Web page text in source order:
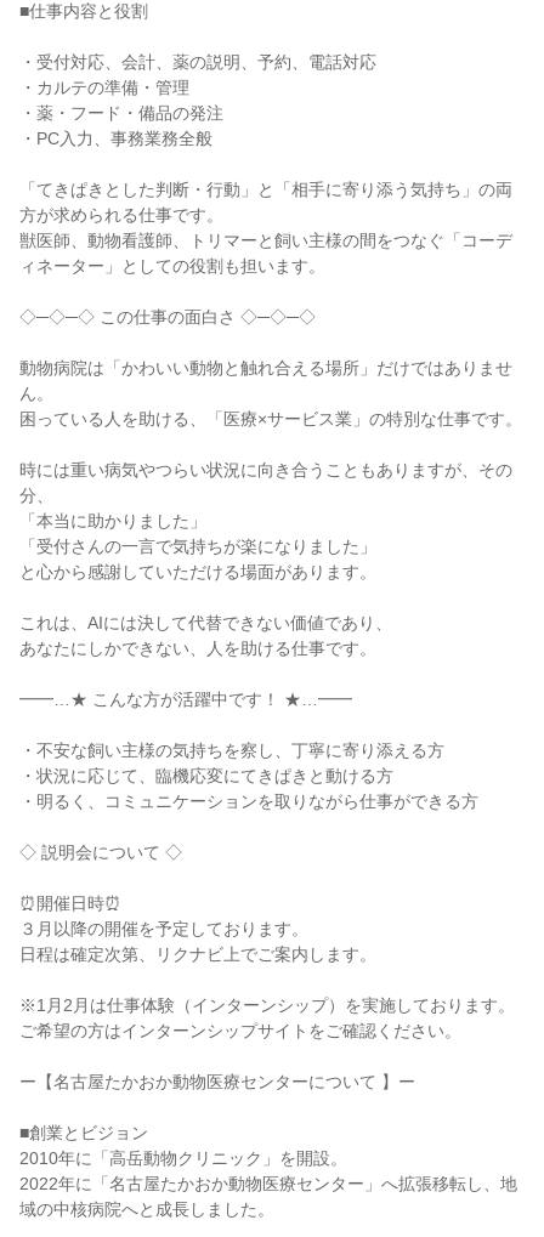
■仕事内容と役割
・受付対応、会計、薬の説明、予約、電話対応
・カルテの準備・管理
・薬・フード・備品の発注
・PC入力、事務業務全般
「てきぱきとした判断・行動」と「相手に寄り添う気持ち」の両
方が求められる仕事です。
獣医師、動物看護師、トリマーと飼い主様の間をつなぐ「コーデ
ィネーター」としての役割も担います。
◇─◇─◇ この仕事の面白さ ◇─◇─◇
動物病院は「かわいい動物と触れ合える場所」だけではありませ
ん。
困っている人を助ける、「医療×サービス業」の特別な仕事です。
時には重い病気やつらい状況に向き合うこともありますが、その
分、
「本当に助かりました」
「受付さんの一言で気持ちが楽になりました」
と心から感謝していただける場面があります。
これは、AIには決して代替できない価値であり、
あなたにしかできない、人を助ける仕事です。
━━…★ こんな方が活躍中です！ ★…━━
・不安な飼い主様の気持ちを察し、丁寧に寄り添える方
・状況に応じて、臨機応変にてきぱきと動ける方
・明るく、コミュニケーションを取りながら仕事ができる方
◇ 説明会について ◇
⏰開催日時⏰
３月以降の開催を予定しております。
日程は確定次第、リクナビ上でご案内します。
※1月2月は仕事体験（インターンシップ）を実施しております。
ご希望の方はインターンシップサイトをご確認ください。
ー【名古屋たかおか動物医療センターについて 】ー
■創業とビジョン
2010年に「高岳動物クリニック」を開設。
2022年に「名古屋たかおか動物医療センター」へ拡張移転し、地
域の中核病院へと成長しました。